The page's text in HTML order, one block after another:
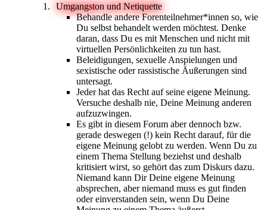
Umgangston und Netiquette
Behandle andere Forenteilnehmer*innen so, wie
Du selbst behandelt werden möchtest. Denke
daran, dass Du es mit Menschen und nicht mit
virtuellen Persönlichkeiten zu tun hast.
Beleidigungen, sexuelle Anspielungen und
sexistische oder rassistische Äußerungen sind
untersagt.
Jeder hat das Recht auf seine eigene Meinung.
Versuche deshalb nie, Deine Meinung anderen
aufzuzwingen.
Es gibt in diesem Forum aber dennoch bzw.
gerade deswegen (!) kein Recht darauf, für die
eigene Meinung gelobt zu werden. Wenn Du zu
einem Thema Stellung beziehst und deshalb
kritisiert wirst, so gehört das zum Diskurs dazu.
Niemand kann Dir Deine eigene Meinung
absprechen, aber niemand muss es gut finden
oder einverstanden sein, wenn Du Deine